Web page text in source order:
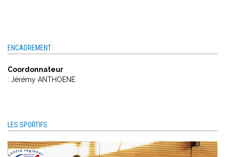
ENCADREMENT
Coordonnateur
: Jérémy ANTHOENE
LES SPORTIFS